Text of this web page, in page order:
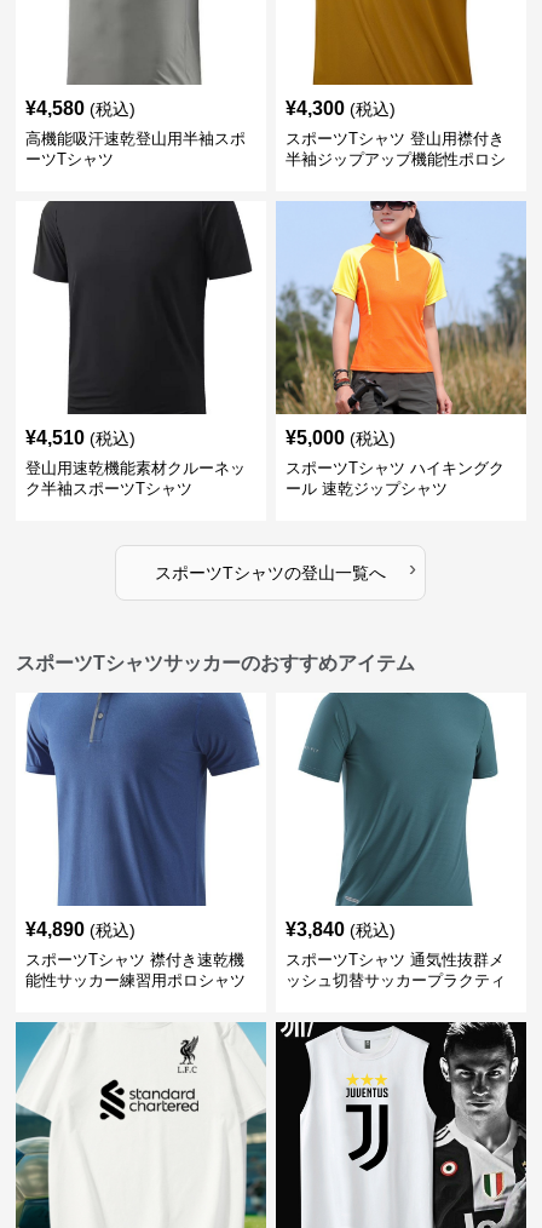
¥4,580 (税込)
高機能吸汗速乾登山用半袖スポ
ーツTシャツ
¥4,300 (税込)
スポーツTシャツ 登山用襟付き
半袖ジップアップ機能性ポロシ
¥4,510 (税込)
登山用速乾機能素材クルーネッ
ク半袖スポーツTシャツ
¥5,000 (税込)
スポーツTシャツ ハイキングク
ール 速乾ジップシャツ
スポーツTシャツの登山一覧へ ›
スポーツTシャツサッカーのおすすめアイテム
¥4,890 (税込)
スポーツTシャツ 襟付き速乾機
能性サッカー練習用ポロシャツ
¥3,840 (税込)
スポーツTシャツ 通気性抜群メ
ッシュ切替サッカープラクティ